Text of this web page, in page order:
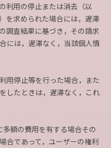
利用の停止または消去（以
を求められた場合には，遅滞
調査結果に基づき，その請求
には，遅滞なく，当該個人情
用停止等を行った場合，また
したときは，遅滞なく，これ
額の費用を有する場合その
合であって，ユーザーの権利